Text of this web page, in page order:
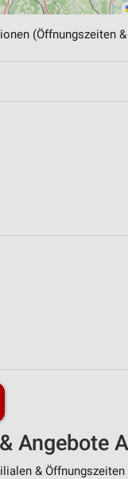
(Öffnungszeiten
Angebote
& Öffnungszeiten